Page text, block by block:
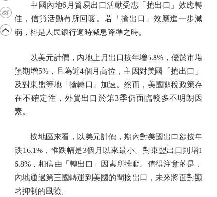
中國內地6月貿易出口活動受惠「搶出口」效應轉
佳，信貸活動有所回暖。若「搶出口」效應進一步減
弱，料是人民銀行適時減息降準之時。
以美元計價，內地上月出口按年增5.8%，優於市場
預期增5%，且為近4個月高位，主因對美國「搶出口」
及對東盟等地「搶轉口」加速。然而，美國關稅政策存
在不確定性，外貿出口於第3季仍面臨較多不明朗因
素。
按地區來看，以美元計價，期內對美國出口額按年
跌16.1%，惟跌幅是3個月以來最小。對東盟出口則增1
6.8%，相信由「轉出口」因素所推動。值得注意的是，
內地通過第三國轉運到美國的間接出口，未來將面對顯
著抑制的風險。